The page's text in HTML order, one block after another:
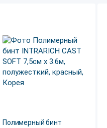
Полимерный бинт